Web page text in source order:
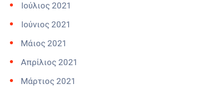
Ιούλιος 2021
Ιούνιος 2021
Μάιος 2021
Απρίλιος 2021
Μάρτιος 2021